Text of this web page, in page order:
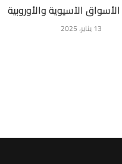
الآسيوية والأوروبية
13 يناير، 2025